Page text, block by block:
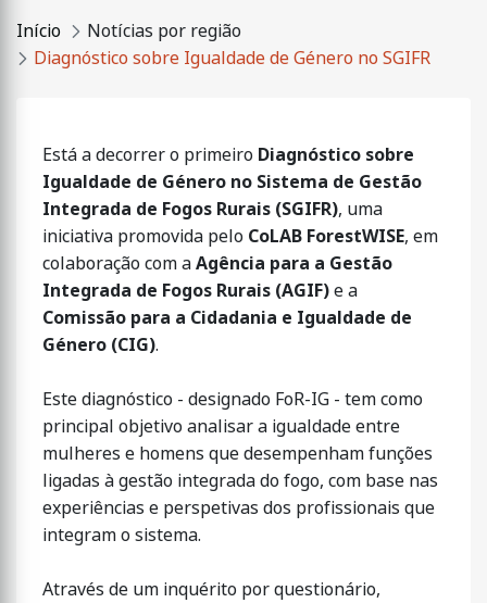
Início
Notícias por região
Diagnóstico sobre Igualdade de Género no SGIFR
Está a decorrer o primeiro Diagnóstico sobre
Igualdade de Género no Sistema de Gestão
Integrada de Fogos Rurais (SGIFR), uma
iniciativa promovida pelo CoLAB ForestWISE, em
colaboração com aAgência para a Gestão
Integrada de Fogos Rurais (AGIF)e a
Comissão para a Cidadania e Igualdade de
Género (CIG).
Este diagnóstico - designado FoR-IG - tem como
principal objetivo analisar a igualdade entre
mulheres e homens que desempenham funções
ligadas à gestão integrada do fogo, com base nas
experiências e perspetivas dos profissionais que
integram o sistema.
Através de um inquérito por questionário,